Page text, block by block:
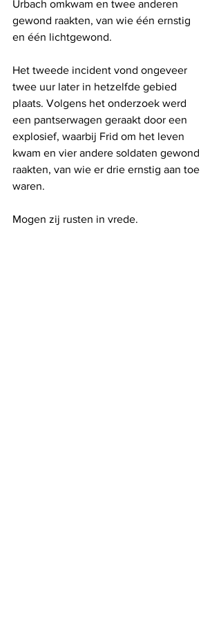
Urbach omkwam en twee anderen
gewond raakten, van wie één ernstig
en één lichtgewond.
Het tweede incident vond ongeveer
twee uur later in hetzelfde gebied
plaats. Volgens het onderzoek werd
een pantserwagen geraakt door een
explosief, waarbij Frid om het leven
kwam en vier andere soldaten gewond
raakten, van wie er drie ernstig aan toe
waren.
Mogen zij rusten in vrede.